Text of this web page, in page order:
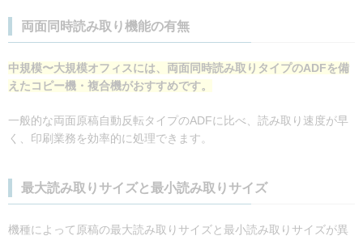
両面同時読み取り機能の有無
中規模〜大規模オフィスには、両面同時読み取りタイプのADFを備
えたコピー機・複合機がおすすめです。
一般的な両面原稿自動反転タイプのADFに比べ、読み取り速度が早
く、印刷業務を効率的に処理できます。
最大読み取りサイズと最小読み取りサイズ
機種によって原稿の最大読み取りサイズと最小読み取りサイズが異